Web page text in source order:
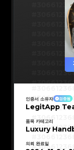
인증서 소유자 검증됨
LegitApp
품목 카테고리
Luxury
의뢰 완료일